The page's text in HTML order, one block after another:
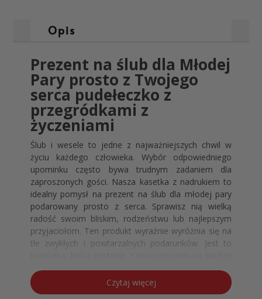
Opis
Prezent na ślub dla Młodej
Pary prosto z Twojego
serca pudełeczko z
przegródkami z
życzeniami
Ślub i wesele to jedne z najważniejszych chwil w
życiu każdego człowieka. Wybór odpowiedniego
upominku często bywa trudnym zadaniem dla
zaproszonych gości. Nasza kasetka z nadrukiem to
idealny pomysł na prezent na ślub dla młodej pary
podarowany prosto z serca. Sprawisz nią wielką
radość swoim bliskim, rodzeństwu lub najlepszym
przyjaciołom. Ten produkt wyraźnie wyróżnia się na
tle zwykłych i powtarzalnych podarunków. Jest to
długie lata. Zastępuje ona tradycyjne i mało
kreatywne rozwiązania ślubne. Wybierając ten
model, pokazujesz swoje autentyczne
Czytaj więcej